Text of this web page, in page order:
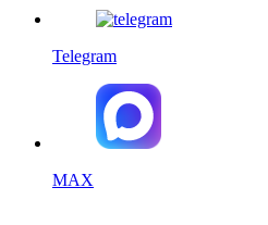
Telegram
MAX